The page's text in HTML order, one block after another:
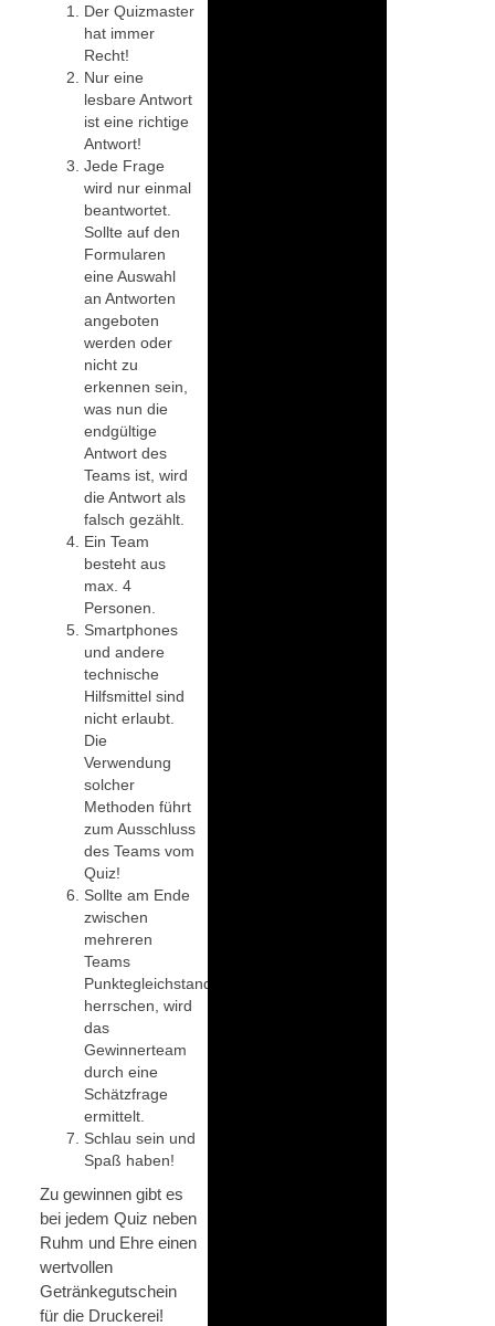
Der Quizmaster
hat immer
Recht!
Nur eine
lesbare Antwort
ist eine richtige
Antwort!
Jede Frage
wird nur einmal
beantwortet.
Sollte auf den
Formularen
eine Auswahl
an Antworten
angeboten
werden oder
nicht zu
erkennen sein,
was nun die
endgültige
Antwort des
Teams ist, wird
die Antwort als
falsch gezählt.
Ein Team
besteht aus
max. 4
Personen.
Smartphones
und andere
technische
Hilfsmittel sind
nicht erlaubt.
Die
Verwendung
solcher
Methoden führt
zum Ausschluss
des Teams vom
Quiz!
Sollte am Ende
zwischen
mehreren
Teams
Punktegleichstand
herrschen, wird
das
Gewinnerteam
durch eine
Schätzfrage
ermittelt.
Schlau sein und
Spaß haben!
Zu gewinnen gibt es
bei jedem Quiz neben
Ruhm und Ehre einen
wertvollen
Getränkegutschein
für die Druckerei!